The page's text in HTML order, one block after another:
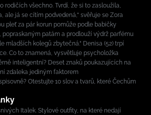
rodičích všechno. Tvrdí, že si to zasloužila,
ale já se cítím podvedená,“ svěřuje se Zora
pleť za pár korun pomůže podle babičky
popraskaným patám a prodlouží výdrž parfému
mladších kolegů zbytečná.“ Denisa (52) trpí
Co to znamená, vysvětluje psycholožka
inteligentní? Deset znaků poukazujících na
zdaleka jediným faktorem
Otestujte 10 slov a tvarů, které Čechům
Italek. Stylové outfity, na které nedají